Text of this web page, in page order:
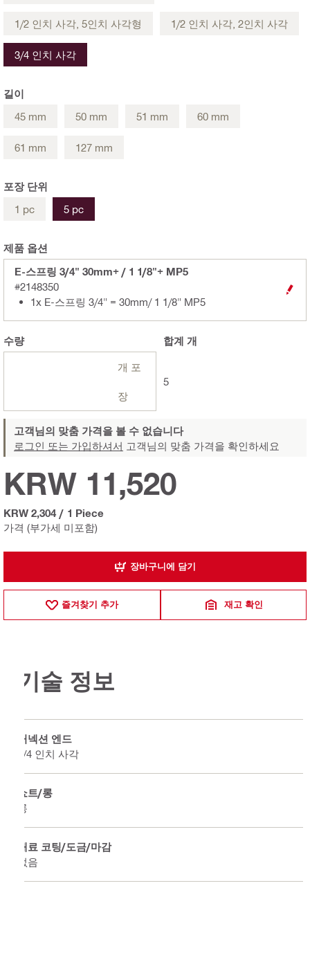
1/2 인치 사각, 5인치 사각형 1/2 인치 사각, 2인치 사각
3/4 인치 사각
길이
45 mm
50 mm 51 mm 60 mm
61 mm 127 mm
포장 단위
1 pc
5 pc
제품 옵션
E-스프링 3/4" 30mm+ / 1 1/8"+ MP5
#2148350
1x E-스프링 3/4" = 30mm/ 1 1/8" MP5
수량
개 포
장
합계 개
5
고객님의 맞춤 가격을 볼 수 없습니다
로그인 또는 가입하셔서 고객님의 맞춤 가격을 확인하세요
가격 (부가세 미포함)
KRW 11,520
KRW 2,304 / 1 Piece
장바구니에 담기
즐겨찾기 추가 재고 확인
기술 정보
커넥션 엔드
3/4 인치 사각
쇼트/롱
롱
재료 코팅/도금/마감
없음